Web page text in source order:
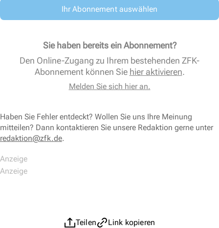
Ihr Abonnement auswählen
Sie haben bereits ein Abonnement?
Den Online-Zugang zu Ihrem bestehenden ZFK-
Abonnement können Sie hier aktivieren.
Melden Sie sich hier an.
Haben Sie Fehler entdeckt? Wollen Sie uns Ihre Meinung
mitteilen? Dann kontaktieren Sie unsere Redaktion gerne unter
redaktion@zfk.de.
Teilen
Link kopieren